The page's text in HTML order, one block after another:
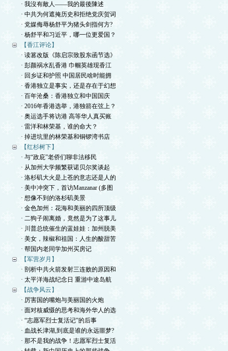
· 我沒有敵人——我的最後陳述
· 中共为何遮掩历史和拒绝党庆贺词
· 党媒侮辱杨舒平为猪头剑指何方?
· 杨舒平和习近平，哪一位更爱国？
【香江评论】
· 读篡改版《陈启宗致股东函节选》
· 彭颜祸水乱香港 巾帼英雄现香江
· 回乡证和护照 中国居民啥时能拥
· 香港独立是事实，还是存在于幻想
· 百年沧桑：香港独立和中国国庆
· 2016年香港选举，港独箭在弦上？
· 奥运选手将访港 高等华人真买账
· 雷洋和林荣基，谁的命大？
· 掉进坑里的林荣基和铜锣湾书店
【红杉树下】
· 与“政庇”老侨们聊非法移民
· 从加州大学频繁获诺贝尔奖谈起
· 洛杉矶大火是上苍的意志还是人的
· 美中冲突下，首访Manzanar (多图
· 想像不到的洛杉矶美景
· 金色加州：花海和美丽的四所顶级
· 二狗子闹离婚，竟然是为了这事儿
· 川普总统催生的蓝娃娃：加州脱美
· 美女，辣椒和祖国：人生的酸甜苦
· 帮国内老同学加州买房记
【军营岁月】
· 剖析中共火箭发射三连败的原因和
· 太平洋海战纪念日 重游中途岛航
【战争风云】
· 厉害国的嘴炮与美丽国的火炮
· 面对核威慑的思考和海外华人的选
· “志愿军烈士复活记”的后事
· 血战长津湖,到底是谁的永远噩梦?
· 那不是我的战争！志愿军烈士复活